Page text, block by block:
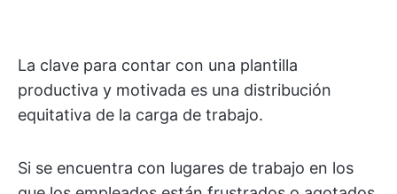
La clave para contar con una plantilla
productiva y motivada es una distribución
equitativa de la carga de trabajo.
Si se encuentra con lugares de trabajo en los